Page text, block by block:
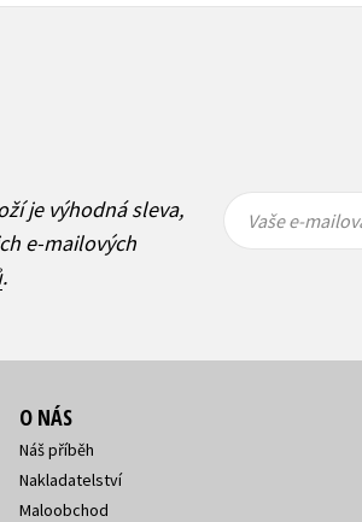
je výhodná sleva,
e-mailových
.
Vaše e-
mailová
Vaše e-
mailová
Vaše e-
O NÁS
Náš příběh
Nakladatelství
Maloobchod